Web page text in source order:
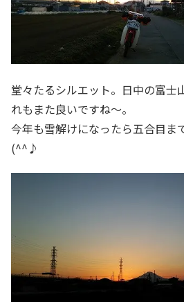
堂々たるシルエット。日中の富士
れもまた良いですね～。
今年も雪解けになったら五合目ま
(^^♪